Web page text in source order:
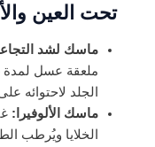
تحت العين
ماسك لشد
الجلد لاحتوائه
ماسك الألوفيرا:
الخلايا ويُرطب